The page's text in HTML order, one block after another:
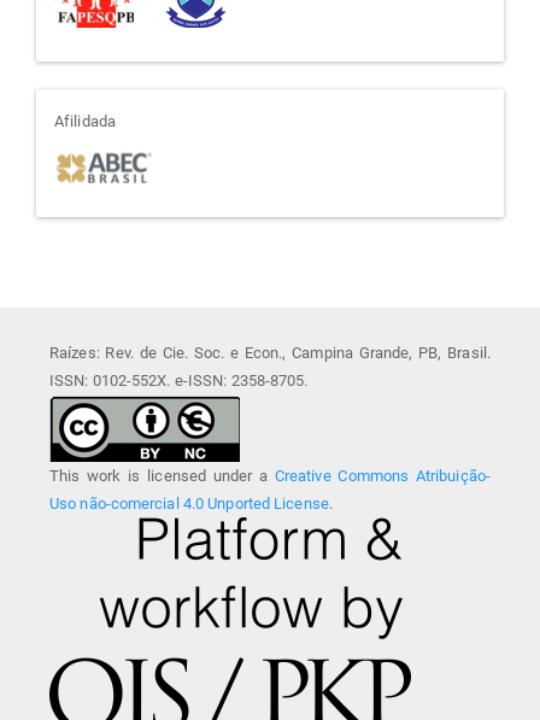
afiliada
Afilidada
Raízes: Rev. de Cie. Soc. e Econ., Campina Grande, PB, Brasil.
ISSN: 0102-552X. e-ISSN: 2358-8705.
This work is licensed under a Creative Commons Atribuição-
Uso não-comercial 4.0 Unported License.